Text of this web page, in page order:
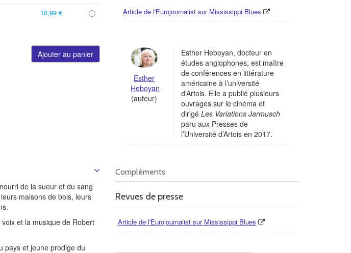
10,99 €
Ajouter au panier
de la sueur et du sang
maisons de bois, leurs
et la musique de Robert
pays et jeune prodige du
Article de l'Eurojournalist sur Mississippi Blues
Esther
Heboyan
(auteur)
Esther Heboyan, docteur en
études anglophones, est maître
de conférences en littérature
américaine à l’université
d’Artois. Elle a publié plusieurs
ouvrages sur le cinéma et
dirigé Les Variations Jarmusch
paru aux Presses de
l’Université d’Artois en 2017.
Compléments
Revues de presse
Article de l'Eurojournalist sur Mississippi Blues